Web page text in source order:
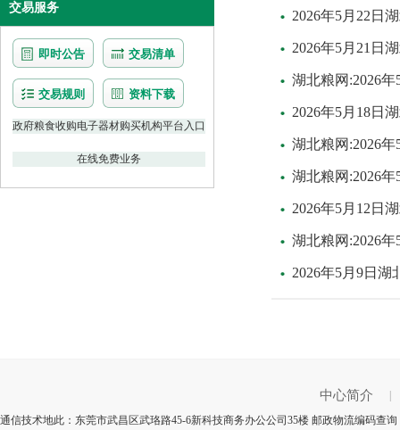
交易服务
即时公告 交易清单
交易规则 资料下载
政府粮食收购电子器材购买机构平台入口
在线免费业务
2026年5月22日
2026年5月21日
湖北粮网:2026
2026年5月18日
湖北粮网:2026
湖北粮网:2026
2026年5月12日
湖北粮网:2026
2026年5月9日
中心简介
通信技术地此：东莞市武昌区武珞路45-6新科技商务办公公司35楼 邮政物流编码查